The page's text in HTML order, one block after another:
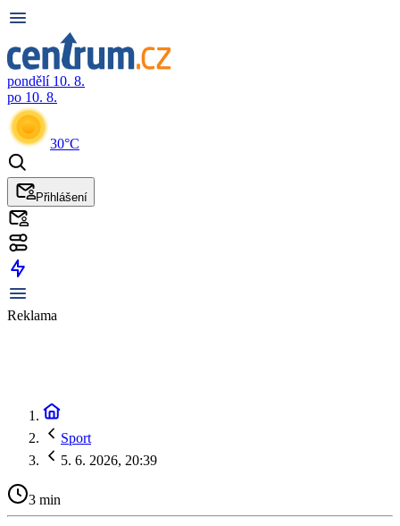
pondělí 10. 8.
po 10. 8.
30°C
Přihlášení
Reklama
Sport
5. 6. 2026, 20:39
3 min